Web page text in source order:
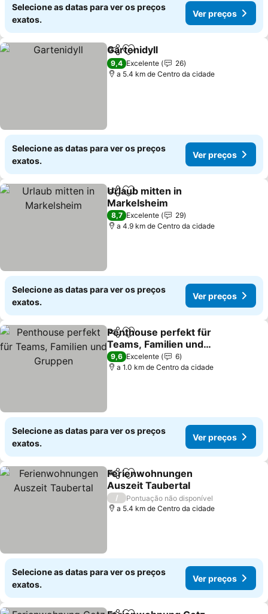
Selecione as datas para ver os preços
exatos.
Ver preços
PartilharAdicionar aos favoritos
Gartenidyll
9,4 Excelente
26
a 5.4 km de Centro da cidade
Selecione as datas para ver os preços
exatos.
Ver preços
PartilharAdicionar aos favoritos
Urlaub mitten in
Markelsheim
Ver preços
8,7 Excelente
29
a 4.9 km de Centro da cidade
Selecione as datas para ver os preços
exatos.
Ver preços
PartilharAdicionar aos favoritos
Penthouse perfekt für
Teams, Familien und
Gruppen
Ver preços
9,6 Excelente
6
a 1.0 km de Centro da cidade
Selecione as datas para ver os preços
exatos.
Ver preços
PartilharAdicionar aos favoritos
Ferienwohnungen
Auszeit Taubertal
Ver preços
/
Pontuação não disponível
a 5.4 km de Centro da cidade
Selecione as datas para ver os preços
exatos.
Ver preços